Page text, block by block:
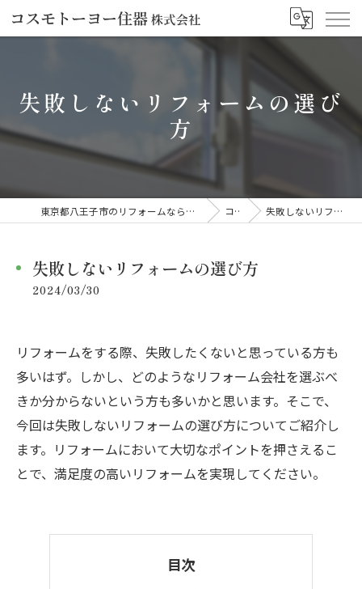
失敗しないリフォームの選び
方
東京都八王子市のリフォームならコスモトーヨー住器株式会社 コラム 失敗しないリフォームの選び方
失敗しないリフォームの選び方
2024/03/30
リフォームをする際、失敗したくないと思っている方も
多いはず。しかし、どのようなリフォーム会社を選ぶべ
きか分からないという方も多いかと思います。そこで、
今回は失敗しないリフォームの選び方についてご紹介し
ます。リフォームにおいて大切なポイントを押さえるこ
とで、満足度の高いリフォームを実現してください。
目次